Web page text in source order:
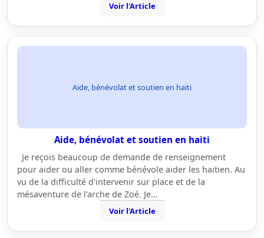
Voir l'Article
Aide, bénévolat et soutien en haiti
Aide, bénévolat et soutien en haiti
Je reçois beaucoup de demande de renseignement
pour aider ou aller comme bénévole aider les haitien. Au
vu de la difficulté d'intervenir sur place et de la
mésaventure de l'arche de Zoé. Je…
Voir l'Article